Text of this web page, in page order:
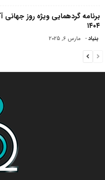
۱۴۰۴
بنیاد- مارس 6, 2025